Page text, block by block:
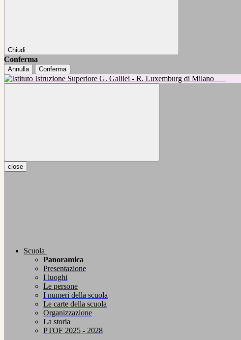
Chiudi
Conferma
Annulla Conferma
close
Scuola
Panoramica
Presentazione
I luoghi
Le persone
I numeri della scuola
Le carte della scuola
Organizzazione
La storia
PTOF 2025 - 2028